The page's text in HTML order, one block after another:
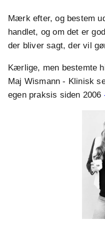
Mærk efter, og bestem
handlet, og om det er
der bliver sagt, der vil
Kærlige, men bestemte
Maj Wismann - Klinisk
egen praksis siden 2006